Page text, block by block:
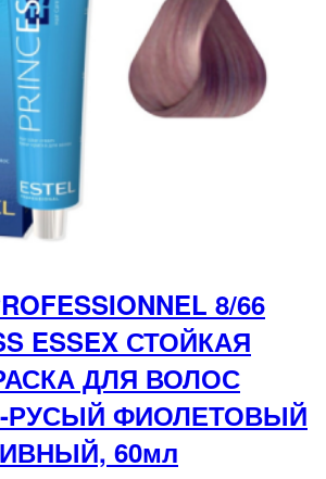
8/66
ESSEX СТОЙКАЯ
ДЛЯ ВОЛОС
РУСЫЙ ФИОЛЕТОВЫЙ
60мл